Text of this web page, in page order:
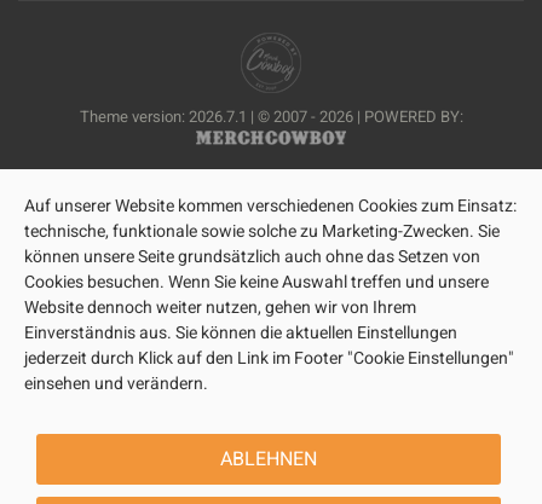
Theme version: 2026.7.1 | © 2007 - 2026 | POWERED BY:
Auf unserer Website kommen verschiedenen Cookies zum Einsatz:
technische, funktionale sowie solche zu Marketing-Zwecken. Sie
können unsere Seite grundsätzlich auch ohne das Setzen von
Cookies besuchen. Wenn Sie keine Auswahl treffen und unsere
Website dennoch weiter nutzen, gehen wir von Ihrem
Einverständnis aus. Sie können die aktuellen Einstellungen
jederzeit durch Klick auf den Link im Footer "Cookie Einstellungen"
einsehen und verändern.
ABLEHNEN